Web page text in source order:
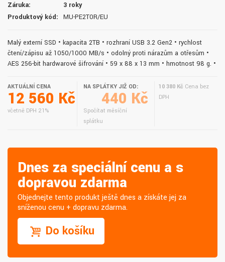
Záruka:
3 roky
Produktový kód:
MU-PE2T0R/EU
Malý externí SSD • kapacita 2TB • rozhraní USB 3.2 Gen2 • rychlost
čtení/zápisu až 1050/1000 MB/s • odolný proti nárazům a otřesům •
AES 256-bit hardwarové šifrování • 59 x 88 x 13 mm • hmotnost 98 g. •
AKTUÁLNÍ CENA
12 560 Kč
včetně DPH 21%
NA SPLÁTKY JIŽ OD:
440 Kč
Spočítat měsíční
splátku
10 380 Kč Cena bez
DPH
Dnes za speciální cenu a s
dopravou zdarma
Objednejte tento produkt ještě dnes a získáte jej za
sníženou cenu + dopravu zdarma.
Do košíku